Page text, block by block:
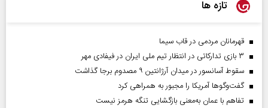
تازه ها
قهرمانان مردمی در قاب سیما
۳ بازی تدارکاتی در انتظار تیم ملی ایران در فیفادی مهر
سقوط آسانسور در میدان آرژانتین ۹ مصدوم برجا گذاشت
گفت‌وگوها آمریکا را مجبور به همراهی کرد
تفاهم با عمان به‌معنی بازگشایی تنگه هرمز نیست